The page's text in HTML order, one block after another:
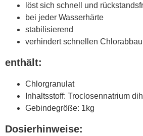
löst sich schnell und
bei jeder Wasserhärte
stabilisierend
verhindert schnellen Chlorabbau
enthält:
Chlorgranulat
Inhaltsstoff: Troclosennatrium
Gebindegröße: 1kg
Dosierhinweise: